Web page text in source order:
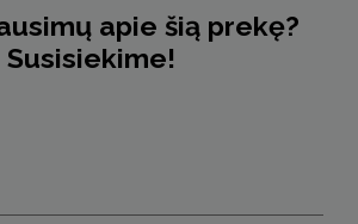
apie šią prekę?
Susisiekime!